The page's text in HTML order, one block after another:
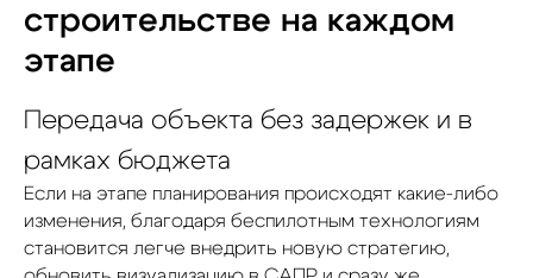
строительстве на каждом
этапе
Передача объекта без задержек и в
рамках бюджета
Если на этапе планирования происходят какие-либо
изменения, благодаря беспилотным технологиям
становится легче внедрить новую стратегию,